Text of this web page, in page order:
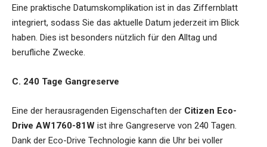
Eine praktische Datumskomplikation ist in das Ziffernblatt
integriert, sodass Sie das aktuelle Datum jederzeit im Blick
haben. Dies ist besonders nützlich für den Alltag und
berufliche Zwecke.
C. 240 Tage Gangreserve
Eine der herausragenden Eigenschaften der Citizen Eco-
Drive AW1760-81W ist ihre Gangreserve von 240 Tagen.
Dank der Eco-Drive Technologie kann die Uhr bei voller